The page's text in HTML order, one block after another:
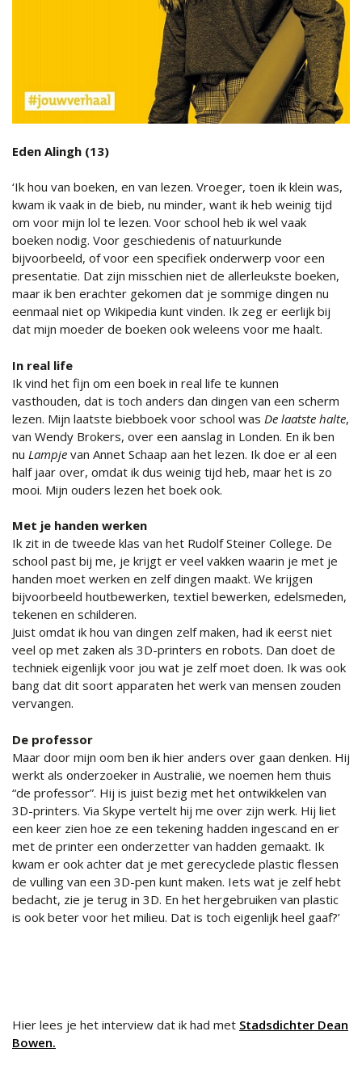
Eden Alingh (13)
‘Ik hou van boeken, en van lezen. Vroeger, toen ik klein was,
kwam ik vaak in de bieb, nu minder, want ik heb weinig tijd
om voor mijn lol te lezen. Voor school heb ik wel vaak
boeken nodig. Voor geschiedenis of natuurkunde
bijvoorbeeld, of voor een specifiek onderwerp voor een
presentatie. Dat zijn misschien niet de allerleukste boeken,
maar ik ben erachter gekomen dat je sommige dingen nu
eenmaal niet op Wikipedia kunt vinden. Ik zeg er eerlijk bij
dat mijn moeder de boeken ook weleens voor me haalt.
In real life
Ik vind het fijn om een boek in real life te kunnen
vasthouden, dat is toch anders dan dingen van een scherm
lezen. Mijn laatste biebboek voor school was De laatste halte,
van Wendy Brokers, over een aanslag in Londen. En ik ben
nu Lampje van Annet Schaap aan het lezen. Ik doe er al een
half jaar over, omdat ik dus weinig tijd heb, maar het is zo
mooi. Mijn ouders lezen het boek ook.
Met je handen werken
Ik zit in de tweede klas van het Rudolf Steiner College. De
school past bij me, je krijgt er veel vakken waarin je met je
handen moet werken en zelf dingen maakt. We krijgen
bijvoorbeeld houtbewerken, textiel bewerken, edelsmeden,
tekenen en schilderen.
Juist omdat ik hou van dingen zelf maken, had ik eerst niet
veel op met zaken als 3D-printers en robots. Dan doet de
techniek eigenlijk voor jou wat je zelf moet doen. Ik was ook
bang dat dit soort apparaten het werk van mensen zouden
vervangen.
De professor
Maar door mijn oom ben ik hier anders over gaan denken. Hij
werkt als onderzoeker in Australië, we noemen hem thuis
“de professor”. Hij is juist bezig met het ontwikkelen van
3D-printers. Via Skype vertelt hij me over zijn werk. Hij liet
een keer zien hoe ze een tekening hadden ingescand en er
met de printer een onderzetter van hadden gemaakt. Ik
kwam er ook achter dat je met gerecyclede plastic flessen
de vulling van een 3D-pen kunt maken. Iets wat je zelf hebt
bedacht, zie je terug in 3D. En het hergebruiken van plastic
is ook beter voor het milieu. Dat is toch eigenlijk heel gaaf?’
Hier lees je het interview dat ik had met Stadsdichter Dean
Bowen.